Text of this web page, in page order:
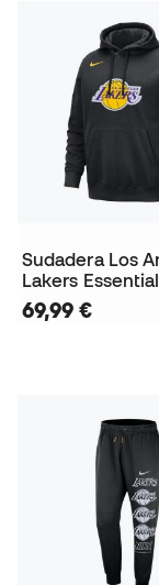
Sudadera Los
Lakers
69,99 €